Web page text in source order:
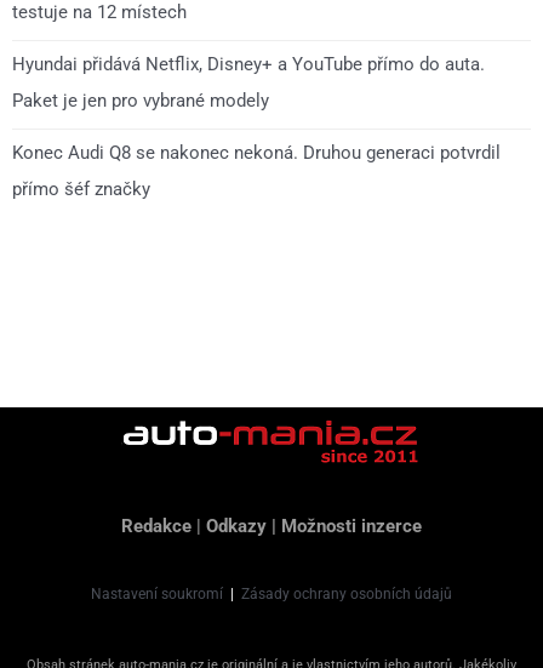
testuje na 12 místech
Hyundai přidává Netflix, Disney+ a YouTube přímo do auta.
Paket je jen pro vybrané modely
Konec Audi Q8 se nakonec nekoná. Druhou generaci potvrdil
přímo šéf značky
Redakce | Odkazy | Možnosti inzerce
Nastavení soukromí | Zásady ochrany osobních údajů